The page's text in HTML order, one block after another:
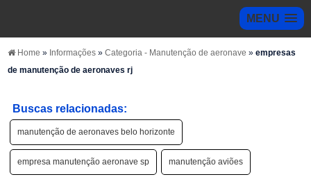
MENU
Home » Informações»Categoria - Manutenção de aeronave»empresas
de manutenção de aeronaves rj
Buscas relacionadas:
manutenção de aeronaves belo horizonte
empresa manutenção aeronave sp manutenção aviões